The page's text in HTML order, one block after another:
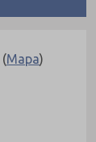
(Mapa)